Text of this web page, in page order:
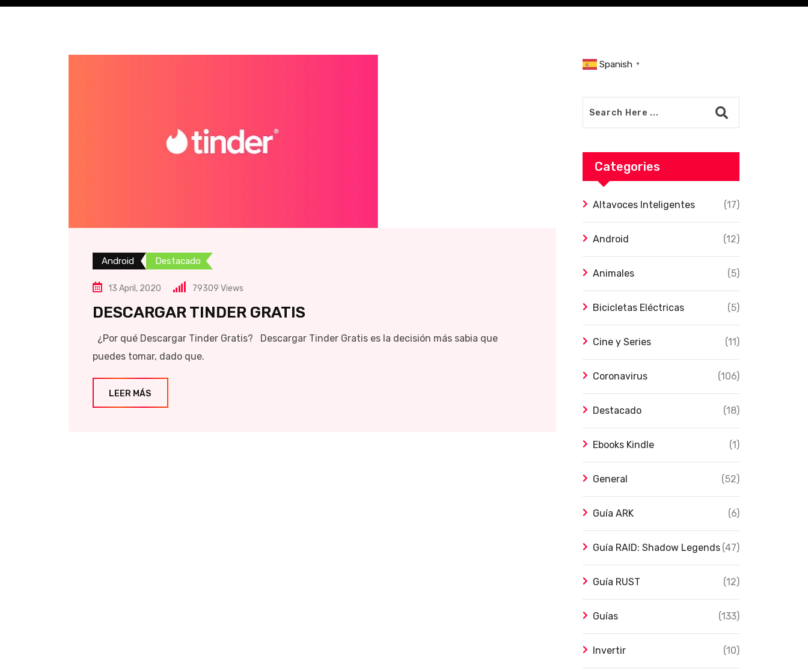
Android Destacado
13 April, 2020 79309 Views
DESCARGAR TINDER GRATIS
¿Por qué Descargar Tinder Gratis? Descargar Tinder Gratis es la decisión más sabia que
puedes tomar, dado que.
LEER MÁS
Spanish ▼
Categories
Altavoces Inteligentes (17)
Android (12)
Animales (5)
Bicicletas Eléctricas (5)
Cine y Series (11)
Coronavirus (106)
Destacado (18)
Ebooks Kindle (1)
General (52)
Guía ARK (6)
Guía RAID: Shadow Legends (47)
Guía RUST (12)
Guías (133)
Invertir (10)